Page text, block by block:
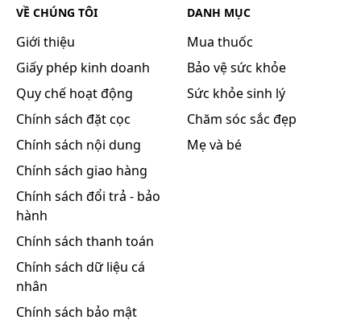
VỀ CHÚNG TÔI
Giới thiệu
Giấy phép kinh doanh
Quy chế hoạt động
Chính sách đặt cọc
Chính sách nội dung
Chính sách giao hàng
Chính sách đổi trả - bảo
hành
Chính sách thanh toán
Chính sách dữ liệu cá
nhân
Chính sách bảo mật
DANH MỤC
Mua thuốc
Bảo vệ sức khỏe
Sức khỏe sinh lý
Chăm sóc sắc đẹp
Mẹ và bé